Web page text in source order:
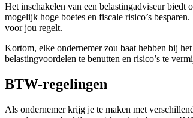
Het inschakelen van een belastingadviseur
mogelijk hoge boetes en fiscale risico’s
voor jou regelt.
Kortom, elke ondernemer zou baat hebben bij
belastingvoordelen te benutten en risico’s te
BTW-regelingen
Als ondernemer krijg je te maken met